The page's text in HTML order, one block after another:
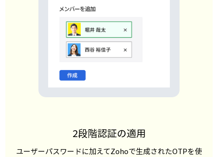
2段階認証の適用
ユーザーパスワードに加えてZohoで生成されたOTPを使